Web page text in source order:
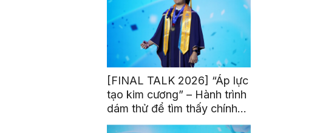
[FINAL TALK 2026] “Áp lực
tạo kim cương” – Hành trình
dám thử để tìm thấy chính
mình